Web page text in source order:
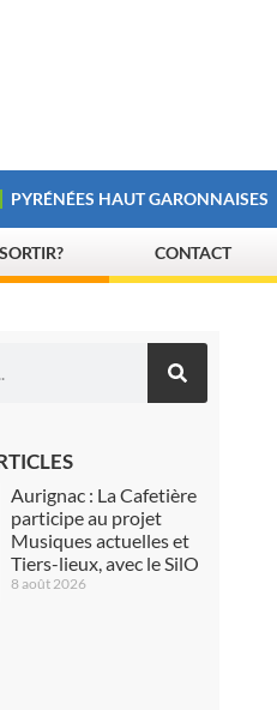
PYRÉNÉES HAUT GARONNAISES
CONTACT
Aurignac : La Cafetière
participe au projet
Musiques actuelles et
Tiers-lieux, avec le SilO
8 août 2026